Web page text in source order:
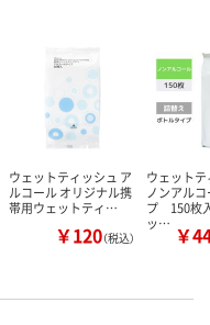
ウェットティッシュ ア
ルコール オリジナル携
帯用ウェットティ…
￥120（税込）
ウェット
ノンアル
プ 150枚
ッ… ￥